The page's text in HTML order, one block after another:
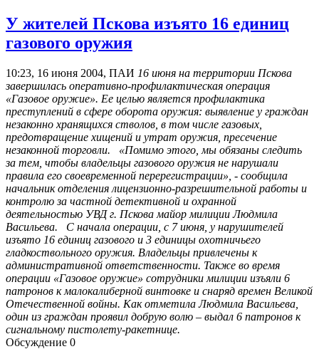
У жителей Пскова изъято 16 единиц
газового оружия
10:23, 16 июня 2004, ПАИ 16 июня на территории Пскова
завершилась оперативно-профилактическая операция
«Газовое оружие». Ее целью является профилактика
преступлений в сфере оборота оружия: выявление у граждан
незаконно хранящихся стволов, в том числе газовых,
предотвращение хищений и утрат оружия, пресечение
незаконной торговли. «Помимо этого, мы обязаны следить
за тем, чтобы владельцы газового оружия не нарушали
правила его своевременной перерегистрации», - сообщила
начальник отделения лицензионно-разрешительной работы и
контролю за частной детективной и охранной
деятельностью УВД г. Пскова майор милиции Людмила
Васильева. С начала операции, с 7 июня, у нарушителей
изъято 16 единиц газового и 3 единицы охотничьего
гладкоствольного оружия. Владельцы привлечены к
административной ответственности. Также во время
операции «Газовое оружие» сотрудники милиции изъяли 6
патронов к малокалиберной винтовке и снаряд времен Великой
Отечественной войны. Как отметила Людмила Васильева,
один из граждан проявил добрую волю – выдал 6 патронов к
сигнальному пистолету-ракетнице.
Обсуждение 0